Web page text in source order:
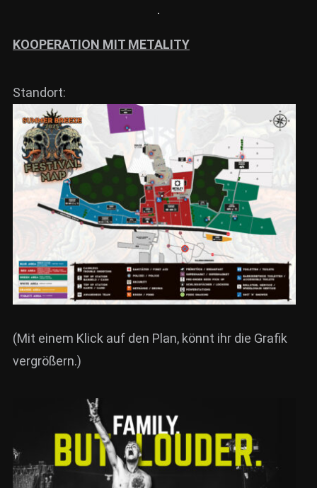
KOOPERATION MIT METALITY
Standort:
(Mit einem Klick auf den Plan, könnt ihr die Grafik
vergrößern.)